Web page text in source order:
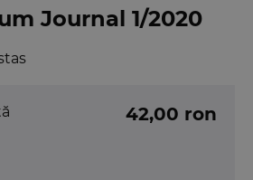
Journal 1/2020
42,00 ron